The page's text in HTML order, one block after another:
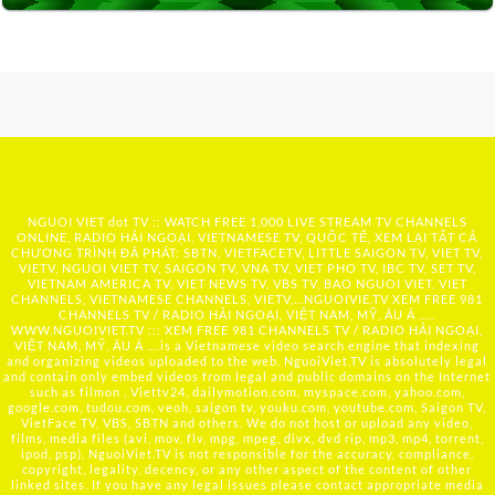
NGUOI VIET dot TV :: WATCH FREE 1,000 LIVE STREAM TV CHANNELS
ONLINE, RADIO HẢI NGOẠI, VIETNAMESE TV, QUỐC TẾ, XEM LẠI TẤT CẢ
CHƯƠNG TRÌNH ĐÃ PHÁT: SBTN, VIETFACETV, LITTLE SAIGON TV, VIET TV,
VIETV, NGUOI VIET TV, SAIGON TV, VNA TV, VIET PHO TV, IBC TV, SET TV,
VIETNAM AMERICA TV, VIET NEWS TV, VBS TV, BAO NGUOI VIET, VIET
CHANNELS, VIETNAMESE CHANNELS, VIETV,... NGUOIVIE.TV XEM FREE 981
CHANNELS TV / RADIO HẢI NGOẠI, VIỆT NAM, MỸ, ÂU Á …..
WWW.NGUOIVIET.TV ::: XEM FREE 981 CHANNELS TV / RADIO HẢI NGOẠI,
VIỆT NAM, MỸ, ÂU Á ….is a Vietnamese video search engine that indexing
and organizing videos uploaded to the web. NguoiViet.TV is absolutely legal
and contain only embed videos from legal and public domains on the Internet
such as filmon , Viettv24, dailymotion.com, myspace.com, yahoo.com,
google.com, tudou.com, veoh, saigon tv, youku.com, youtube.com, Saigon TV,
VietFace TV, VBS, SBTN and others. We do not host or upload any video,
films, media files (avi, mov, flv, mpg, mpeg, divx, dvd rip, mp3, mp4, torrent,
ipod, psp), NguoiViet.TV is not responsible for the accuracy, compliance,
copyright, legality, decency, or any other aspect of the content of other
linked sites. If you have any legal issues please contact appropriate media